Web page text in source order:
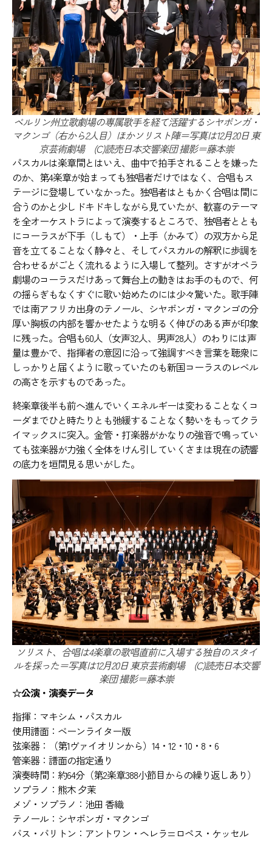
ベルリン州立歌劇場の専属歌手を経て活躍するシヤボンガ・
マクンゴ（右から2人目）ほかソリスト陣＝写真は12月20日 東
京芸術劇場 (C)読売日本交響楽団 撮影＝藤本崇
パスカルは楽章間とはいえ、曲中で拍手されることを嫌った
のか、第4楽章が始まっても独唱者だけではなく、合唱もス
テージに登場していなかった。独唱者はともかく合唱は間に
合うのかと少しドキドキしながら見ていたが、歓喜のテーマ
を全オーケストラによって演奏するところで、独唱者ととも
にコーラスが下手（しもて）・上手（かみて）の双方から足
音を立てることなく静々と、そしてパスカルの解釈に歩調を
合わせるがごとく流れるように入場して整列。さすがオペラ
劇場のコーラスだけあって舞台上の動きはお手のもので、何
の揺らぎもなくすぐに歌い始めたのには少々驚いた。歌手陣
では南アフリカ出身のテノール、シヤボンガ・マクンゴの分
厚い胸板の内部を響かせたような明るく伸びのある声が印象
に残った。合唱も60人（女声32人、男声28人）のわりには声
量は豊かで、指揮者の意図に沿って強調すべき言葉を聴衆に
しっかりと届くように歌っていたのも新国コーラスのレベル
の高さを示すものであった。
終楽章後半も前へ進んでいくエネルギーは変わることなくコ
ーダまでひと時たりとも弛緩することなく勢いをもってクラ
イマックスに突入。金管・打楽器がかなりの強音で鳴ってい
ても弦楽器が力強く全体をけん引していくさまは現在の読響
の底力を垣間見る思いがした。
ソリスト、合唱は4楽章の歌唱直前に入場する独自のスタイ
ルを採った＝写真は12月20日 東京芸術劇場 (C)読売日本交響
楽団 撮影＝藤本崇
☆公演・演奏データ
指揮：マキシム・パスカル
使用譜面：ベーンライター版
弦楽器：（第1ヴァイオリンから）14・12・10・8・6
管楽器：譜面の指定通り
演奏時間：約64分（第2楽章388小節目からの繰り返しあり）
ソプラノ：熊木 夕茉
メゾ・ソプラノ：池田 香織
テノール：シヤボンガ・マクンゴ
バス・バリトン：アントワン・ヘレラ=ロペス・ケッセル